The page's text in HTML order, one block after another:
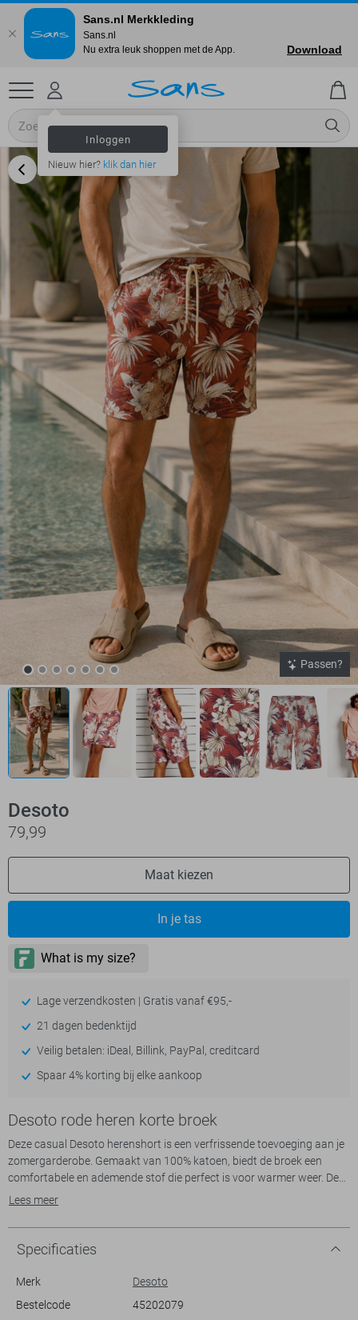
Inloggen
Nieuw hier? klik dan hier
Passen?
Desoto
79,99
Maat kiezen
In je tas
Lage verzendkosten | Gratis vanaf €95,-
21 dagen bedenktijd
Veilig betalen: iDeal, Billink, PayPal, creditcard
Spaar 4% korting bij elke aankoop
Desoto rode heren korte broek
Deze casual Desoto herenshort is een verfrissende toevoeging aan je
zomergarderobe. Gemaakt van 100% katoen, biedt de broek een
comfortabele en ademende stof die perfect is voor warmer weer. De
regular fit zorgt voor een ontspannen look, terwijl de elastische boord
short een speelse en levendige uitstraling, ideaal voor een informeel
dagje uit of een strandvakantie.
De steekzakken voegen functionaliteit toe, zodat je gemakkelijk je
pasvorm die bij diverse lichaamstypes past. Deze korte broek leent
Lees meer
Specificaties
Merk
Desoto
Bestelcode
45202079
Sans.nl Merkkleding
Sans.nl
Nu extra leuk shoppen met de App.
Download